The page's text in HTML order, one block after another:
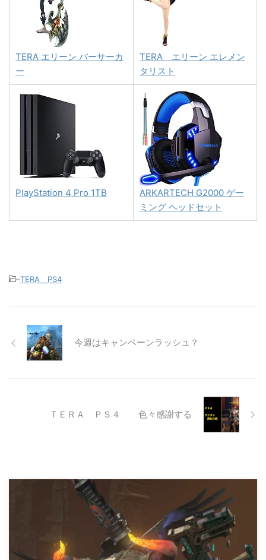
TERA エリーン バーサーカ
ー
TERA エリーン エレメン
タリスト
PlayStation 4 Pro 1TB
ARKARTECH G2000 ゲー
ミング ヘッドセット
-TERA PS4
今週はキャンペーンラッシュ？
ＴＥＲＡ ＰＳ４ 色々感謝する